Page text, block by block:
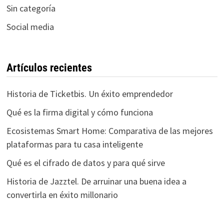
Sin categoría
Social media
Artículos recientes
Historia de Ticketbis. Un éxito emprendedor
Qué es la firma digital y cómo funciona
Ecosistemas Smart Home: Comparativa de las mejores
plataformas para tu casa inteligente
Qué es el cifrado de datos y para qué sirve
Historia de Jazztel. De arruinar una buena idea a
convertirla en éxito millonario